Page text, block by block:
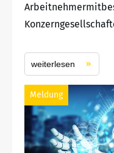
weiterlesen
Meldung